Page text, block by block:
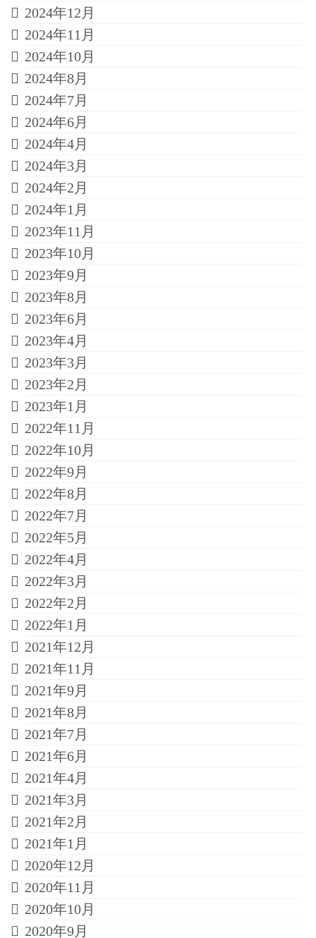
2024年12月
2024年11月
2024年10月
2024年8月
2024年7月
2024年6月
2024年4月
2024年3月
2024年2月
2024年1月
2023年11月
2023年10月
2023年9月
2023年8月
2023年6月
2023年4月
2023年3月
2023年2月
2023年1月
2022年11月
2022年10月
2022年9月
2022年8月
2022年7月
2022年5月
2022年4月
2022年3月
2022年2月
2022年1月
2021年12月
2021年11月
2021年9月
2021年8月
2021年7月
2021年6月
2021年4月
2021年3月
2021年2月
2021年1月
2020年12月
2020年11月
2020年10月
2020年9月